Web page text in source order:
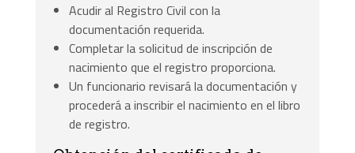
Acudir al Registro Civil con la
documentación requerida.
Completar la solicitud de inscripción de
nacimiento que el registro proporciona.
Un funcionario revisará la documentación y
procederá a inscribir el nacimiento en el libro
de registro.